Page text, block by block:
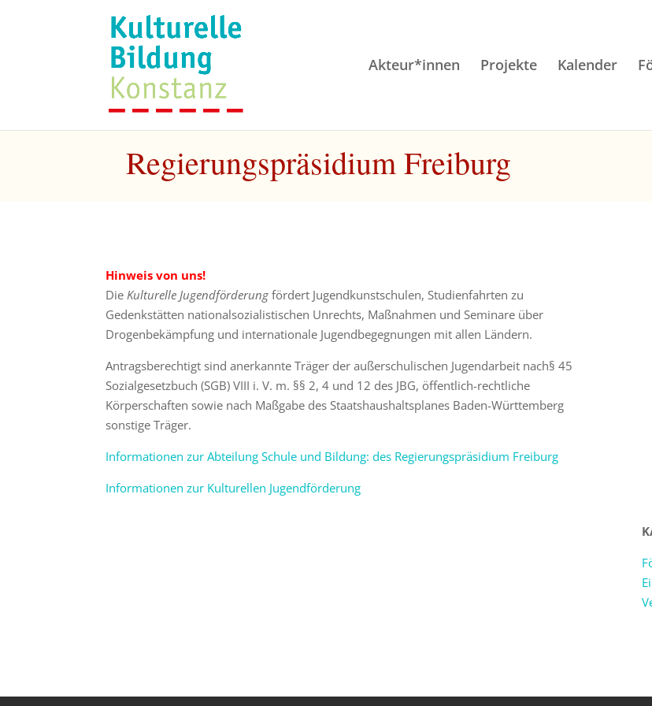
Akteur*innen Projekte Kalender
Regierungspräsidium Freiburg
Hinweis von uns!
Die Kulturelle Jugendförderung fördert Jugendkunstschulen, Studienfahrten zu
Gedenkstätten nationalsozialistischen Unrechts, Maßnahmen und Seminare über
Drogenbekämpfung und internationale Jugendbegegnungen mit allen Ländern.
Antragsberechtigt sind anerkannte Träger der außerschulischen Jugendarbeit nach§ 45
Sozialgesetzbuch (SGB) VIII i. V. m. §§ 2, 4 und 12 des JBG, öffentlich-rechtliche
Körperschaften sowie nach Maßgabe des Staatshaushaltsplanes Baden-Württemberg
sonstige Träger.
Informationen zur Abteilung Schule und Bildung: des Regierungspräsidium Freiburg
Informationen zur Kulturellen Jugendförderung